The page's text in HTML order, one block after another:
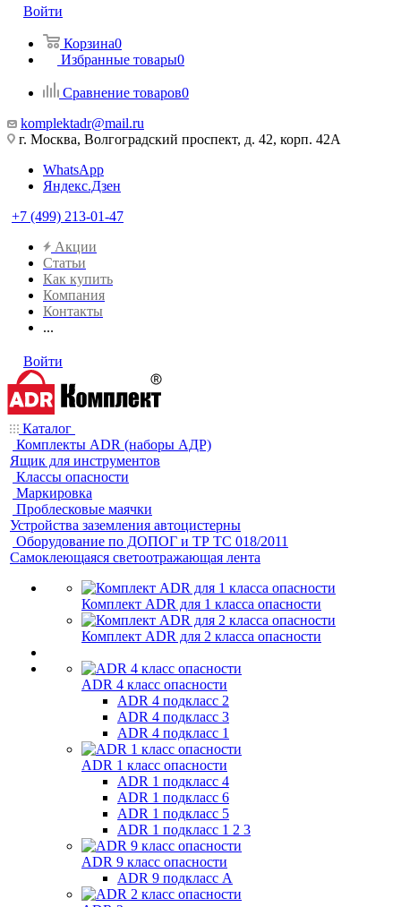
Войти
Корзина0
Избранные товары0
Сравнение товаров0
komplektadr@mail.ru
г. Москва, Волгоградский проспект, д. 42, корп. 42А
WhatsApp
Яндекс.Дзен
+7 (499) 213-01-47
Акции
Статьи
Как купить
Компания
Контакты
...
Войти
Каталог
Комплекты ADR (наборы АДР)
Ящик для инструментов
Классы опасности
Маркировка
Проблесковые маячки
Устройства заземления автоцистерны
Оборудование по ДОПОГ и ТР ТС 018/2011
Самоклеющаяся светоотражающая лента
Комплект ADR для 1 класса опасности
Комплект ADR для 2 класса опасности
ADR 4 класс опасности
ADR 4 подкласс 2
ADR 4 подкласс 3
ADR 4 подкласс 1
ADR 1 класс опасности
ADR 1 подкласс 4
ADR 1 подкласс 6
ADR 1 подкласс 5
ADR 1 подкласс 1 2 3
ADR 9 класс опасности
ADR 9 подкласс A